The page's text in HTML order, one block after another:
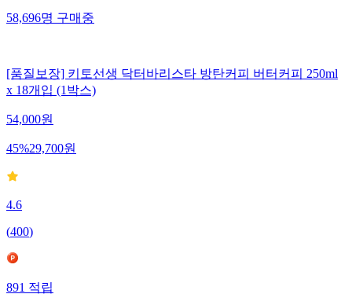
58,696명구매중
[품질보장] 키토선생 닥터바리스타 방탄커피 버터커피 250ml
x 18개입 (1박스)
54,000원
45%29,700원
4.6
(400)
891적립